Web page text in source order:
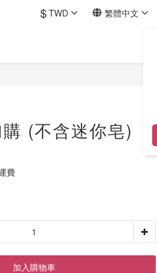
$TWD 繁體中文
(不含迷你皂)
費
加入購物車